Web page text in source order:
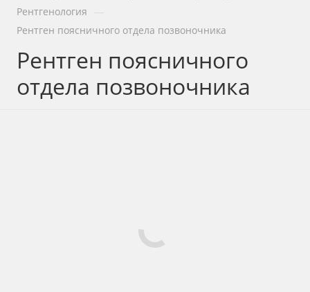
Рентгенология
Рентген поясничного отдела позвоночника
Рентген поясничного
отдела позвоночника